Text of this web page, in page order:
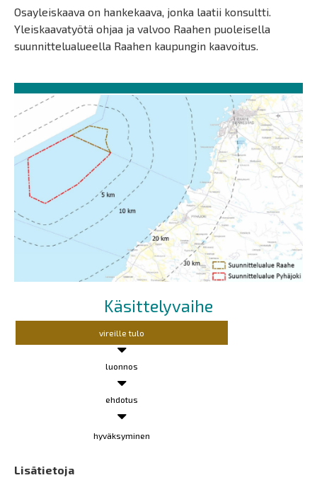
Osayleiskaava on hankekaava, jonka laatii konsultti.
Yleiskaavatyötä ohjaa ja valvoo Raahen puoleisella
suunnittelualueella Raahen kaupungin kaavoitus.
Käsittelyvaihe
vireille tulo
luonnos
ehdotus
hyväksyminen
Lisätietoja